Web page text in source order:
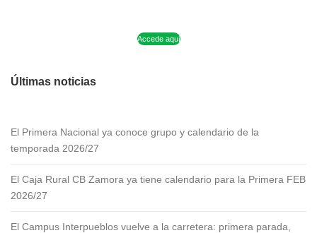
Accede aquí
Últimas noticias
El Primera Nacional ya conoce grupo y calendario de la
temporada 2026/27
El Caja Rural CB Zamora ya tiene calendario para la Primera FEB
2026/27
El Campus Interpueblos vuelve a la carretera: primera parada,